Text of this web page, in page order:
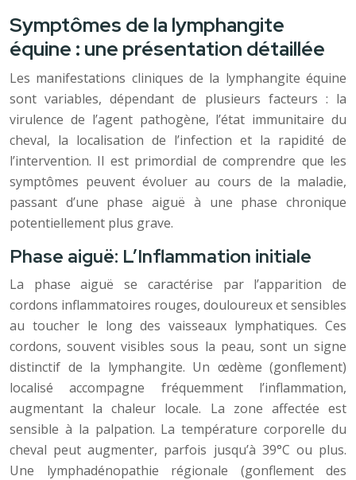
Symptômes de la lymphangite
équine : une présentation détaillée
Les manifestations cliniques de la lymphangite équine
sont variables, dépendant de plusieurs facteurs : la
virulence de l’agent pathogène, l’état immunitaire du
cheval, la localisation de l’infection et la rapidité de
l’intervention. Il est primordial de comprendre que les
symptômes peuvent évoluer au cours de la maladie,
passant d’une phase aiguë à une phase chronique
potentiellement plus grave.
Phase aiguë: L’Inflammation initiale
La phase aiguë se caractérise par l’apparition de
cordons inflammatoires rouges, douloureux et sensibles
au toucher le long des vaisseaux lymphatiques. Ces
cordons, souvent visibles sous la peau, sont un signe
distinctif de la lymphangite. Un œdème (gonflement)
localisé accompagne fréquemment l’inflammation,
augmentant la chaleur locale. La zone affectée est
sensible à la palpation. La température corporelle du
cheval peut augmenter, parfois jusqu’à 39°C ou plus.
Une lymphadénopathie régionale (gonflement des